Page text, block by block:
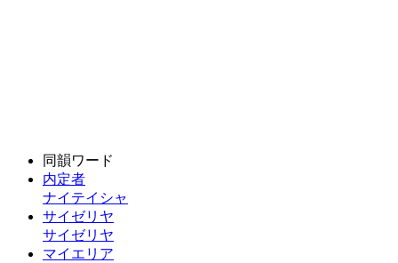
同韻ワード
内定者
ナイテイシャ
サイゼリヤ
サイゼリヤ
マイエリア